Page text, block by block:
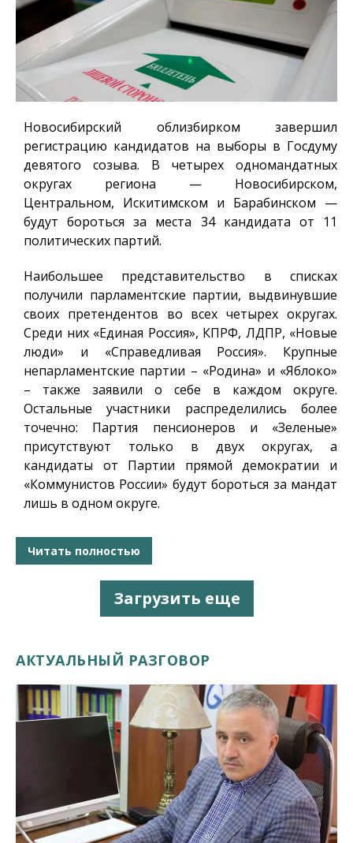
Новосибирский облизбирком завершил
регистрацию кандидатов на выборы в Госдуму
девятого созыва. В четырех одномандатных
округах региона — Новосибирском,
Центральном, Искитимском и Барабинском —
будут бороться за места 34 кандидата от 11
политических партий.
Наибольшее представительство в списках
получили парламентские партии, выдвинувшие
своих претендентов во всех четырех округах.
Среди них «Единая Россия», КПРФ, ЛДПР, «Новые
люди» и «Справедливая Россия». Крупные
непарламентские партии – «Родина» и «Яблоко»
– также заявили о себе в каждом округе.
Остальные участники распределились более
точечно: Партия пенсионеров и «Зеленые»
присутствуют только в двух округах, а
кандидаты от Партии прямой демократии и
«Коммунистов России» будут бороться за мандат
лишь в одном округе.
Читать полностью
Загрузить еще
АКТУАЛЬНЫЙ РАЗГОВОР